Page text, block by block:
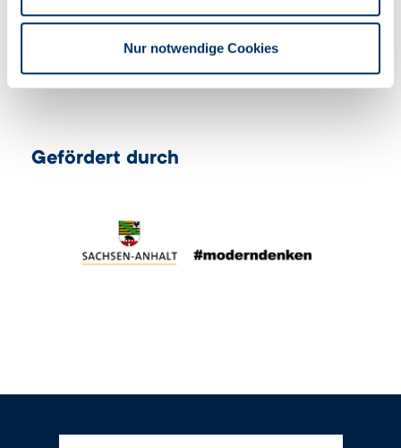
Nur notwendige Cookies
auszufüllen. Bei Nutzung des Browsers kann es
zu fehlerhaften Berechnungen kommen.
Gefördert durch